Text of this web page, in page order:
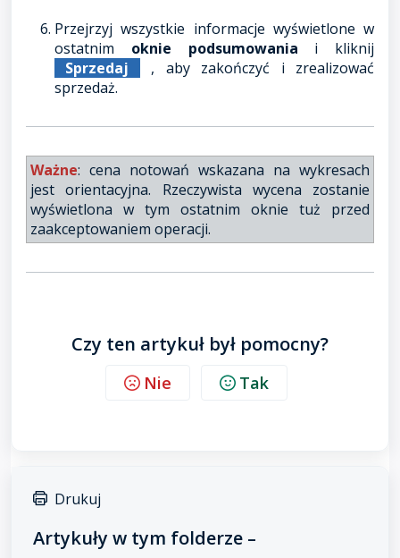
Przejrzyj wszystkie informacje wyświetlone w
ostatnim oknie podsumowania i kliknij
Sprzedaj
, aby zakończyć i zrealizować
sprzedaż.
Ważne: cena notowań wskazana na wykresach
jest orientacyjna. Rzeczywista wycena zostanie
wyświetlona w tym ostatnim oknie tuż przed
zaakceptowaniem operacji.
Czy ten artykuł był pomocny?
Nie Tak
Drukuj
Artykuły w tym folderze –